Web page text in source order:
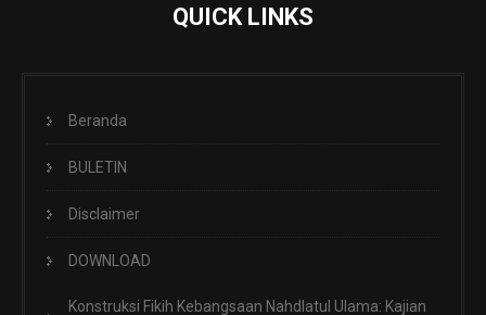
QUICK LINKS
Beranda
BULETIN
Disclaimer
DOWNLOAD
Konstruksi Fikih Kebangsaan Nahdlatul Ulama: Kajian